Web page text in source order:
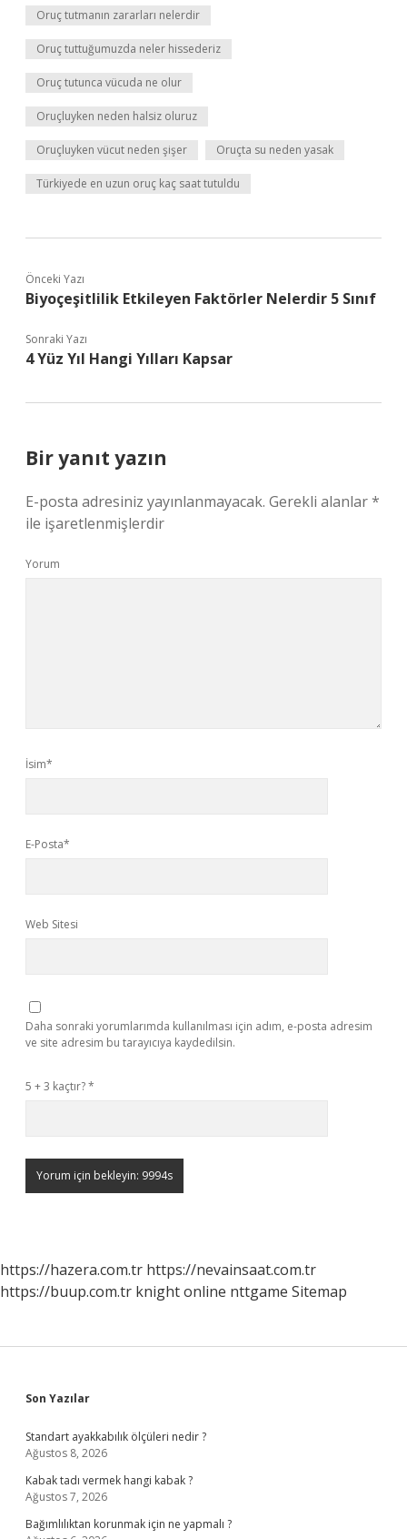
Oruç tutmanın zararları nelerdir
Oruç tuttuğumuzda neler hissederiz
Oruç tutunca vücuda ne olur
Oruçluyken neden halsiz oluruz
Oruçluyken vücut neden şişer Oruçta su neden yasak
Türkiyede en uzun oruç kaç saat tutuldu
Önceki Yazı
Biyoçeşitlilik Etkileyen Faktörler Nelerdir 5 Sınıf
Sonraki Yazı
4 Yüz Yıl Hangi Yılları Kapsar
Bir yanıt yazın
E-posta adresiniz yayınlanmayacak. Gerekli alanlar*
ile işaretlenmişlerdir
Yorum
İsim*
E-Posta*
Web Sitesi
Daha sonraki yorumlarımda kullanılması için adım, e-posta adresim
ve site adresim bu tarayıcıya kaydedilsin.
5 + 3 kaçtır?*
https://hazera.com.tr https://nevainsaat.com.tr
https://buup.com.tr knight online nttgame Sitemap
Sidebar
Son Yazılar
Standart ayakkabılık ölçüleri nedir ?
Ağustos 8, 2026
Kabak tadı vermek hangi kabak ?
Ağustos 7, 2026
Bağımlılıktan korunmak için ne yapmalı ?